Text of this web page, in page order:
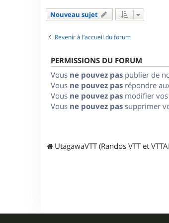
Nouveau sujet
Revenir à l’accueil du forum
PERMISSIONS DU FORUM
Vous ne pouvez pas publier de
Vous ne pouvez pas répondre
Vous ne pouvez pas modifier vos
Vous ne pouvez pas supprimer
UtagawaVTT (Randos VTT et